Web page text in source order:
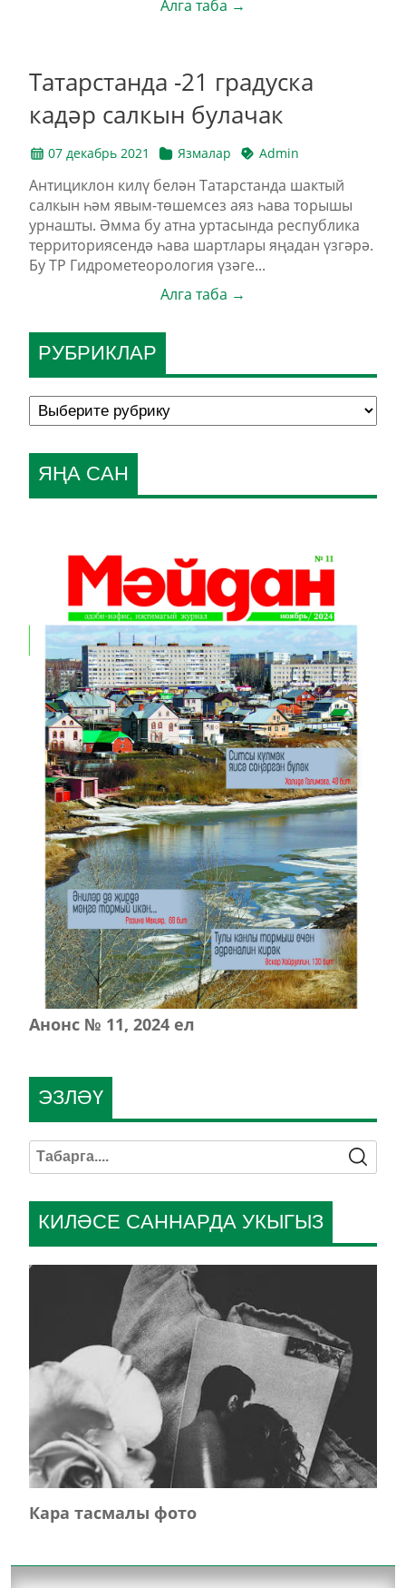
Алга таба →
Татарстанда -21 градуска
кадәр салкын булачак
07 декабрь 2021 Язмалар Admin
Антициклон килү белән Татарстанда шактый
салкын һәм явым-төшемсез аяз һава торышы
урнашты. Әмма бу атна уртасында республика
территориясендә һава шартлары яңадан үзгәрә.
Бу ТР Гидрометеорология үзәге...
Алга таба →
РУБРИКЛАР
ЯҢА САН
Анонс № 11, 2024 ел
КИЛӘСЕ САННАРДА УКЫГЫЗ
Кара тасмалы фото
ЭЗЛӘҮ